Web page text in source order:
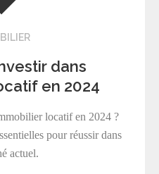
dans
en 2024
locatif en 2024 ?
pour réussir dans
actuel.